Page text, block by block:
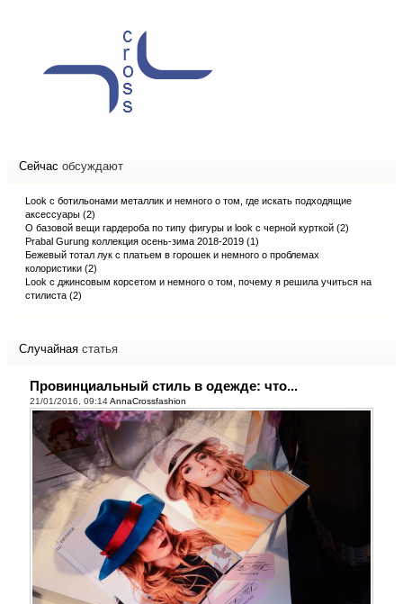
Сейчас обсуждают
Look с ботильонами металлик и немного о том, где искать подходящие
аксессуары (2)
О базовой вещи гардероба по типу фигуры и look с черной курткой (2)
Prabal Gurung коллекция осень-зима 2018-2019 (1)
Бежевый тотал лук с платьем в горошек и немного о проблемах
колористики (2)
Look с джинсовым корсетом и немного о том, почему я решила учиться на
стилиста (2)
Случайная статья
Провинциальный стиль в одежде: что...
21/01/2016, 09:14AnnaCrossfashion